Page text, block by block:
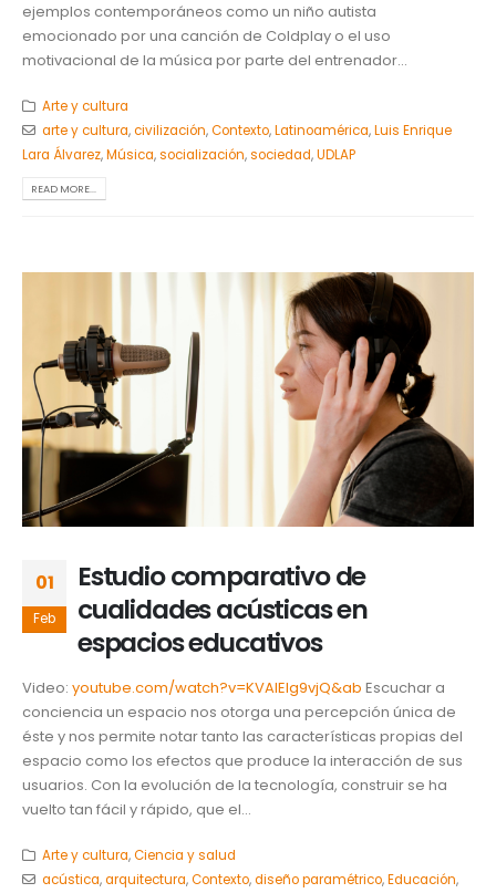
ejemplos contemporáneos como un niño autista
emocionado por una canción de Coldplay o el uso
motivacional de la música por parte del entrenador...
Arte y cultura
arte y cultura,civilización,Contexto,Latinoamérica,Luis Enrique
Lara Álvarez,Música,socialización,sociedad,UDLAP
READ MORE...
01
Feb
Estudio comparativo de
cualidades acústicas en
espacios educativos
Video: youtube.com/watch?v=KVAlElg9vjQ&ab Escuchar a
conciencia un espacio nos otorga una percepción única de
éste y nos permite notar tanto las características propias del
espacio como los efectos que produce la interacción de sus
usuarios. Con la evolución de la tecnología, construir se ha
vuelto tan fácil y rápido, que el...
Arte y cultura,Ciencia y salud
acústica,arquitectura,Contexto,diseño paramétrico,Educación,